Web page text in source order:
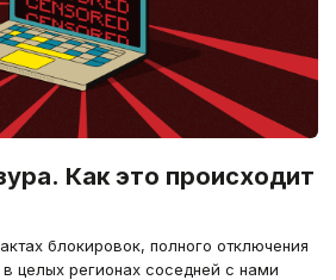
Как это происходит
блокировок, полного отключения
целых регионах соседней с нами